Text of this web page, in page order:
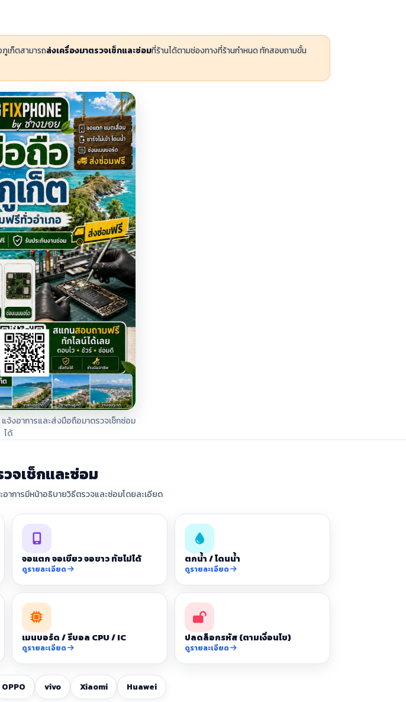
ภูเก็ตสามารถส่งเครื่องมาตรวจเช็กและซ่อมที่ร้านได้ตามช่องทางที่ร้านกำหนด ทักสอบถามขั้น
จ้งอาการและส่งมือถือมาตรวจเช็กซ่อม
ได้
จเช็กและซ่อม
การมีหน้าอธิบายวิธีตรวจและซ่อมโดยละเอียด
จอแตก จอเขียว จอขาว ทัชไม่ได้
ดูรายละเอียด
ตกน้ำ / โดนน้ำ
ดูรายละเอียด
เมนบอร์ด / รีบอล CPU / IC
ดูรายละเอียด
ปลดล็อกรหัส (ตามเงื่อนไข)
ดูรายละเอียด
OPPO vivo Xiaomi Huawei